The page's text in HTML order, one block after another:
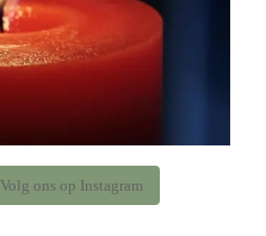
Volg ons op Instagram